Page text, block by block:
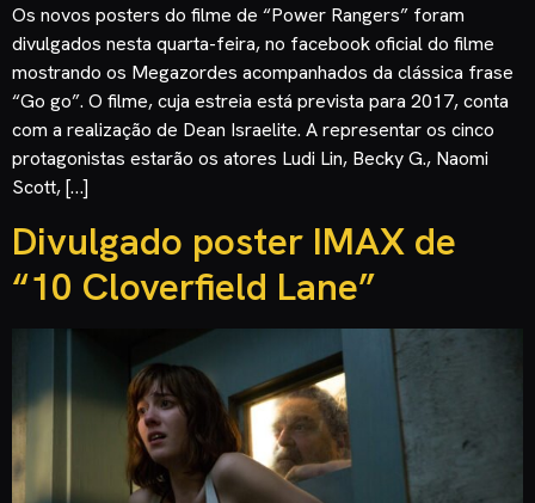
Os novos posters do filme de “Power Rangers” foram
divulgados nesta quarta-feira, no facebook oficial do filme
mostrando os Megazordes acompanhados da clássica frase
“Go go”. O filme, cuja estreia está prevista para 2017, conta
com a realização de Dean Israelite. A representar os cinco
protagonistas estarão os atores Ludi Lin, Becky G., Naomi
Scott, […]
Divulgado poster IMAX de
“10 Cloverfield Lane”